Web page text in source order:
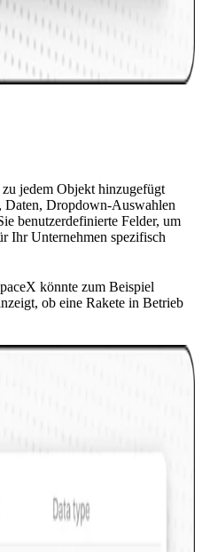
jedem Objekt hinzugefügt
Daten, Dropdown-Auswahlen
benutzerdefinierte Felder, um
Ihr Unternehmen spezifisch
könnte zum Beispiel
ob eine Rakete in Betrieb